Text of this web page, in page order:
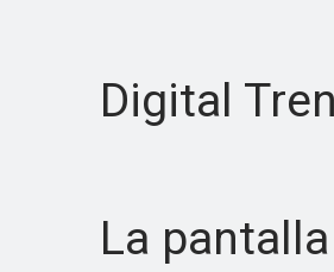
Digital
La pantalla